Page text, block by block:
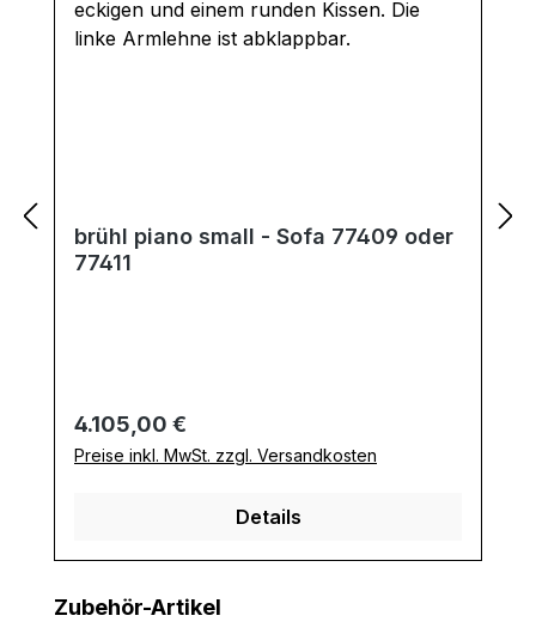
brühl piano small - Sofa 77409 oder
77411
Regulärer Preis:
4.105,00 €
Preise inkl. MwSt. zzgl. Versandkosten
Details
Produktgalerie überspringen
Zubehör-Artikel